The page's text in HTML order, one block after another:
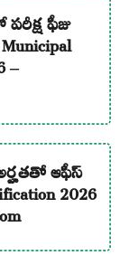
ఫీజు
–
ఆఫీస్
2026